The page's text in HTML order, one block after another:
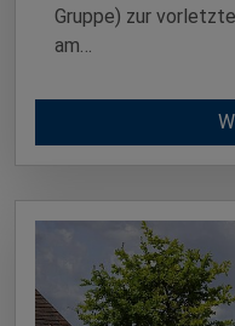
Gruppe) zur
am…